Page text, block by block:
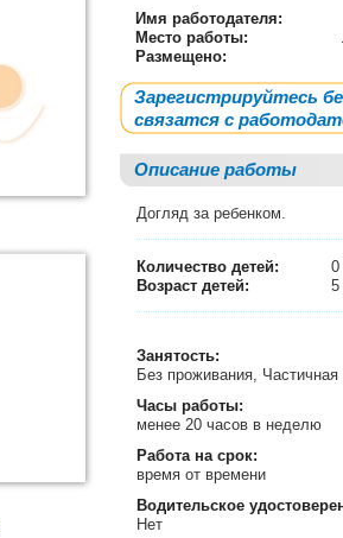
Имя работодателя:
Место работы:
Размещено:
Зарегистрируйтесь
связатся с
Описание работы
Догляд за ребенком.
Количество детей:
0
Возраст детей:
Занятость:
Без проживания, Частичная
Часы работы:
менее 20 часов в неделю
Работа на срок:
время от времени
Водительское
Нет